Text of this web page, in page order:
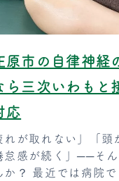
原市の自律神経
三次いわもと
応
れが取れない」「頭
怠感が続く」──そ
か？ 最近では病院